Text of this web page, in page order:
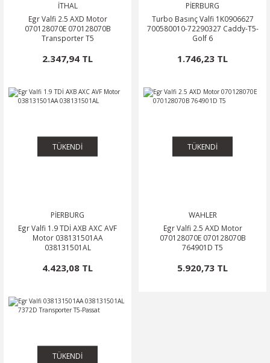
İTHAL
Egr Valfi 2.5 AXD Motor
070128070E 070128070B
Transporter T5
2.347,94 TL
PİERBURG
Turbo Basınç Valfi 1K0906627
700580010-72290327 Caddy-T5-
Golf 6
1.746,23 TL
TÜKENDİ
PİERBURG
Egr Valfi 1.9 TDİ AXB AXC AVF
Motor 038131501AA
038131501AL
4.423,08 TL
TÜKENDİ
WAHLER
Egr Valfi 2.5 AXD Motor
070128070E 070128070B
764901D T5
5.920,73 TL
TÜKENDİ